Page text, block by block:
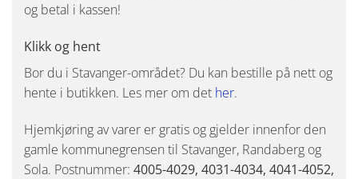
og betal i kassen!
Klikk og hent
Bor du i Stavanger-området? Du kan bestille på nett og
hente i butikken. Les mer om det her.
Hjemkjøring av varer er gratis og gjelder innenfor den
gamle kommunegrensen til Stavanger, Randaberg og
Sola. Postnummer: 4005-4029, 4031-4034, 4041-4052,